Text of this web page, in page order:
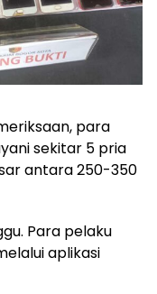
para
sekitar 5 pria
antara 250-350
Para pelaku
aplikasi